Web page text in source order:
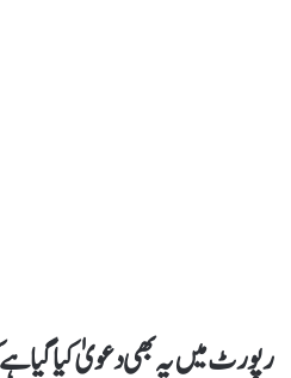
رپورٹ میں یہ بھی دعویٰ کیا گیا